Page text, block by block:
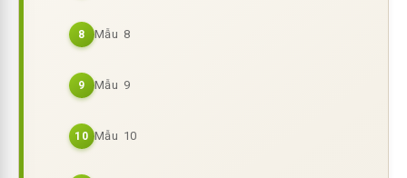
8 Mẫu 8
9 Mẫu 9
10 Mẫu 10